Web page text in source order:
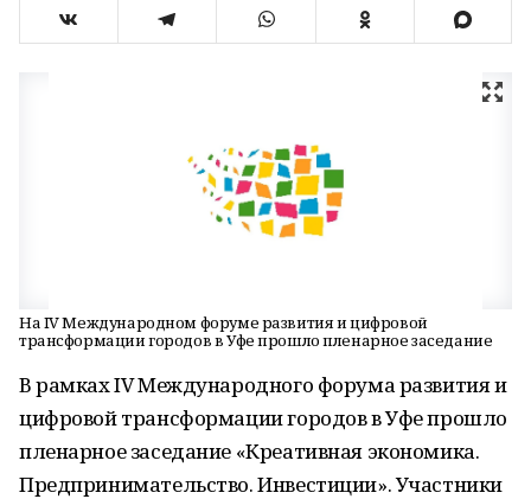
На IV Международном форуме развития и цифровой
трансформации городов в Уфе прошло пленарное заседание
В рамках IV Международного форума развития и
цифровой трансформации городов в Уфе прошло
пленарное заседание «Креативная экономика.
Предпринимательство. Инвестиции». Участники